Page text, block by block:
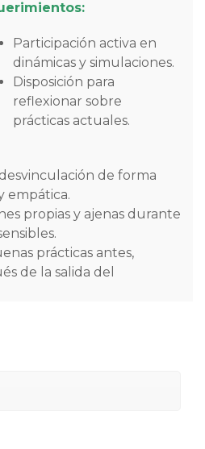
Participación activa en
dinámicas y simulaciones.
Disposición para
reflexionar sobre
prácticas actuales.
de forma
empática.
propias y ajenas durante
prácticas antes,
de la salida del